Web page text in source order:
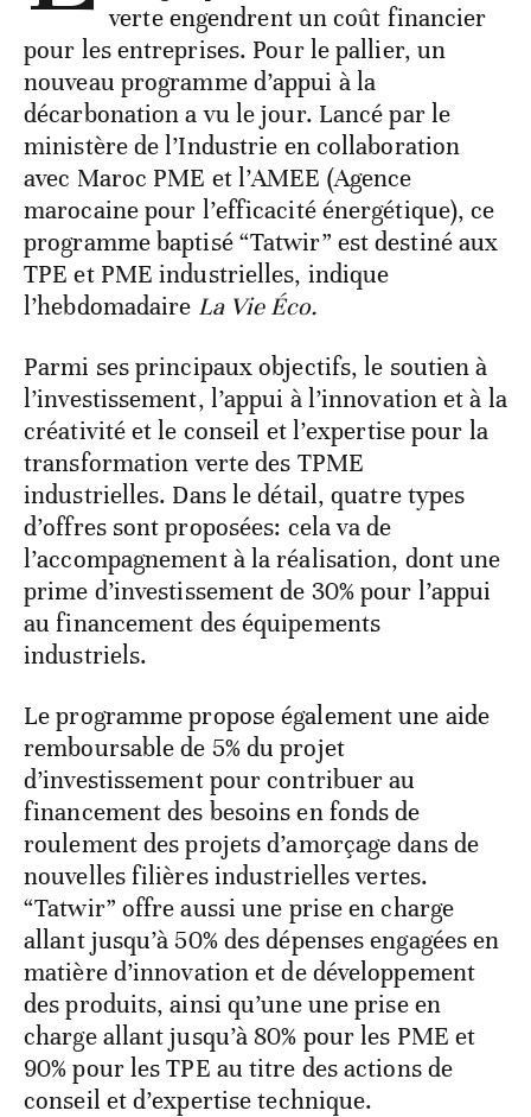
verte engendrent un coût financier
pour les entreprises. Pour le pallier, un
nouveau programme d’appui à la
décarbonation a vu le jour. Lancé par le
ministère de l’Industrie en collaboration
avec Maroc PME et l’AMEE (Agence
marocaine pour l’efficacité énergétique), ce
programme baptisé “Tatwir” est destiné aux
TPE et PME industrielles, indique
l’hebdomadaire La Vie Éco.
Parmi ses principaux objectifs, le soutien à
l’investissement, l’appui à l’innovation et à la
créativité et le conseil et l’expertise pour la
transformation verte des TPME
industrielles. Dans le détail, quatre types
d’offres sont proposées: cela va de
l’accompagnement à la réalisation, dont une
prime d’investissement de 30% pour l’appui
au financement des équipements
industriels.
Le programme propose également une aide
remboursable de 5% du projet
d’investissement pour contribuer au
financement des besoins en fonds de
roulement des projets d’amorçage dans de
nouvelles filières industrielles vertes.
“Tatwir” offre aussi une prise en charge
allant jusqu’à 50% des dépenses engagées en
matière d’innovation et de développement
des produits, ainsi qu’une une prise en
charge allant jusqu’à 80% pour les PME et
90% pour les TPE au titre des actions de
conseil et d’expertise technique.